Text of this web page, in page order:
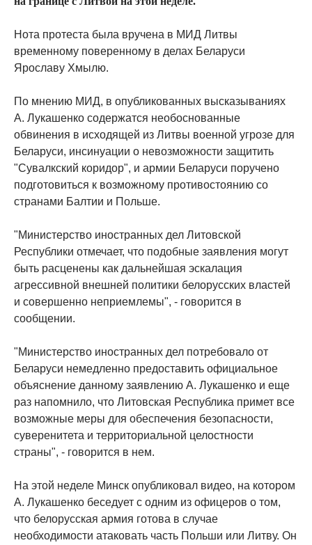
Нота протеста была вручена в МИД Литвы
временному поверенному в делах Беларуси
Ярославу Хмылю.
По мнению МИД, в опубликованных высказываниях
А. Лукашенко содержатся необоснованные
обвинения в исходящей из Литвы военной угрозе для
Беларуси, инсинуации о невозможности защитить
"Сувалкский коридор", и армии Беларуси поручено
подготовиться к возможному противостоянию со
странами Балтии и Польше.
"Министерство иностранных дел Литовской
Республики отмечает, что подобные заявления могут
быть расценены как дальнейшая эскалация
агрессивной внешней политики белорусских властей
и совершенно неприемлемы", - говорится в
сообщении.
"Министерство иностранных дел потребовало от
Беларуси немедленно предоставить официальное
объяснение данному заявлению А. Лукашенко и еще
раз напомнило, что Литовская Республика примет все
возможные меры для обеспечения безопасности,
суверенитета и территориальной целостности
страны", - говорится в нем.
На этой неделе Минск опубликовал видео, на котором
А. Лукашенко беседует с одним из офицеров о том,
что белорусская армия готова в случае
необходимости атаковать часть Польши или Литву. Он